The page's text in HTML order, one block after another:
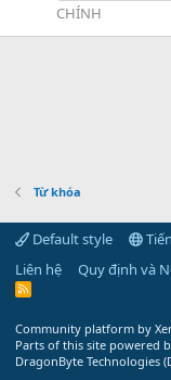
CHÍNH
Từ khóa
Default style
Liên hệ
Quy định và
R
Community platform by
Parts of this site powered
DragonByte Technologies (